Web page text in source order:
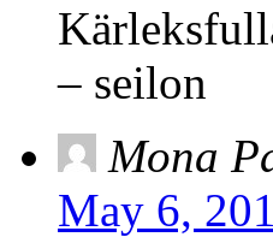
– seilon
Mona
May 6,